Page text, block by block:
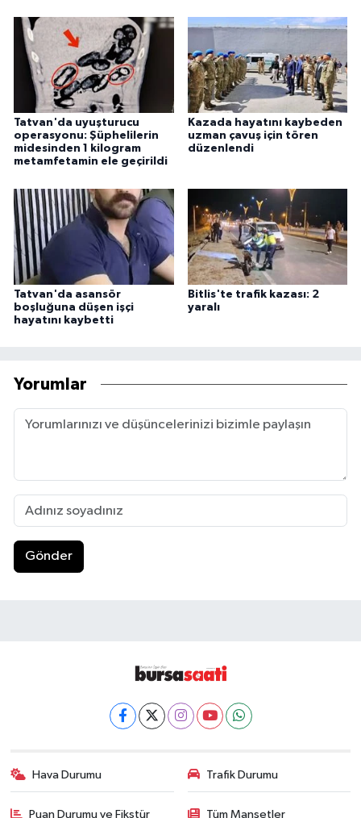
Tatvan'da uyuşturucu
operasyonu: Şüphelilerin
midesinden 1 kilogram
metamfetamin ele geçirildi
Kazada hayatını kaybeden
uzman çavuş için tören
düzenlendi
Tatvan'da asansör
boşluğuna düşen işçi
hayatını kaybetti
Bitlis'te trafik kazası: 2
yaralı
Yorumlar
Gönder
Hava Durumu Trafik Durumu
Puan Durumu ve Fikstür Tüm Manşetler